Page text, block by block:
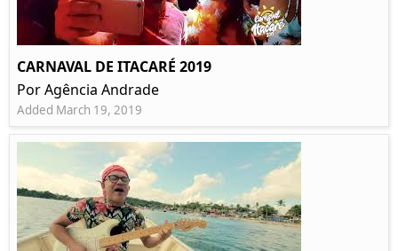
CARNAVAL DE ITACARÉ 2019
Por Agência Andrade
Added March 19, 2019